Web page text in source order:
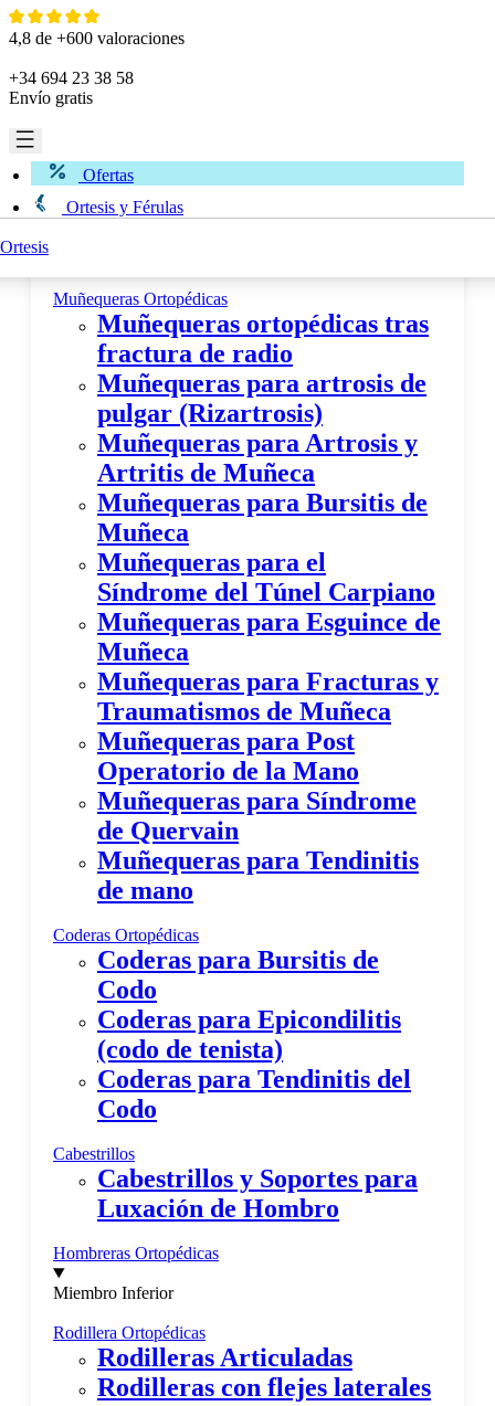
Ir
al
4,8 de +600 valoraciones
+34 694 23 38 58
Envío gratis
Ofertas
Ortesis y Férulas
Ortesis
Muñequeras Ortopédicas
Muñequeras ortopédicas tras
fractura de radio
Muñequeras para artrosis de
pulgar (Rizartrosis)
Muñequeras para Artrosis y
Artritis de Muñeca
Muñequeras para Bursitis de
Muñeca
Muñequeras para el
Síndrome del Túnel Carpiano
Muñequeras para Esguince de
Muñeca
Muñequeras para Fracturas y
Traumatismos de Muñeca
Muñequeras para Post
Operatorio de la Mano
Muñequeras para Síndrome
de Quervain
Muñequeras para Tendinitis
de mano
Coderas Ortopédicas
Coderas para Bursitis de
Codo
Coderas para Epicondilitis
(codo de tenista)
Coderas para Tendinitis del
Codo
Cabestrillos
Cabestrillos y Soportes para
Luxación de Hombro
Hombreras Ortopédicas
Miembro Inferior
Rodillera Ortopédicas
Rodilleras Articuladas
Rodilleras con flejes laterales